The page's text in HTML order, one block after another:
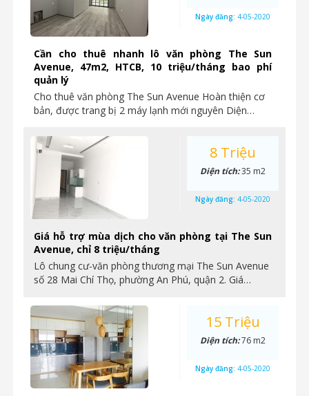
Cần cho thuê nhanh lô văn phòng The Sun
Avenue, 47m2, HTCB, 10 triệu/tháng bao phí
quản lý
Cho thuê văn phòng The Sun Avenue Hoàn thiện cơ
bản, được trang bị 2 máy lạnh mới nguyên Diện…
Ngày đăng: 4-05-2020
Giá hỗ trợ mùa dịch cho văn phòng tại The Sun
Avenue, chỉ 8 triệu/tháng
Lô chung cư-văn phòng thương mại The Sun Avenue
số 28 Mai Chí Thọ, phường An Phú, quận 2. Giá…
8 Triệu
Diện tích:35 m2
Ngày đăng: 4-05-2020
15 Triệu
Diện tích:76 m2
Ngày đăng: 4-05-2020